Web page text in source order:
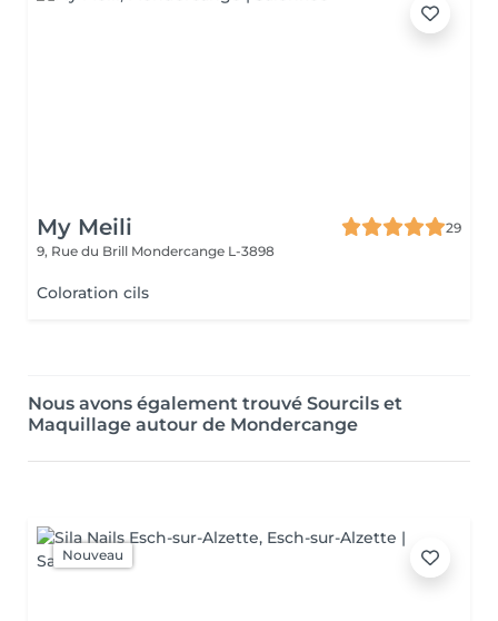
My Meili
29
9, Rue du Brill Mondercange L-3898
Coloration cils
Nous avons également trouvé Sourcils et
Maquillage autour de Mondercange
Nouveau